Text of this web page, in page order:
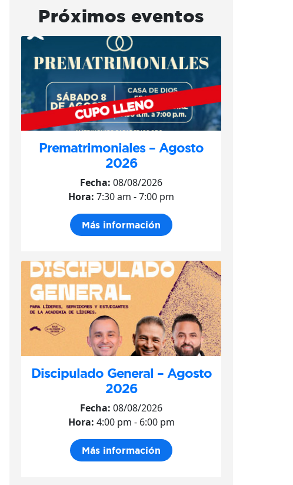
Próximos eventos
Prematrimoniales – Agosto
2026
Fecha: 08/08/2026
Hora: 7:30 am - 7:00 pm
Más información
Discipulado General – Agosto
2026
Fecha: 08/08/2026
Hora: 4:00 pm - 6:00 pm
Más información